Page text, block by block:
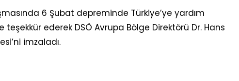
6 Şubat depreminde Türkiye’ye yardım
ederek DSÖ Avrupa Bölge Direktörü Dr. Hans
imzaladı.